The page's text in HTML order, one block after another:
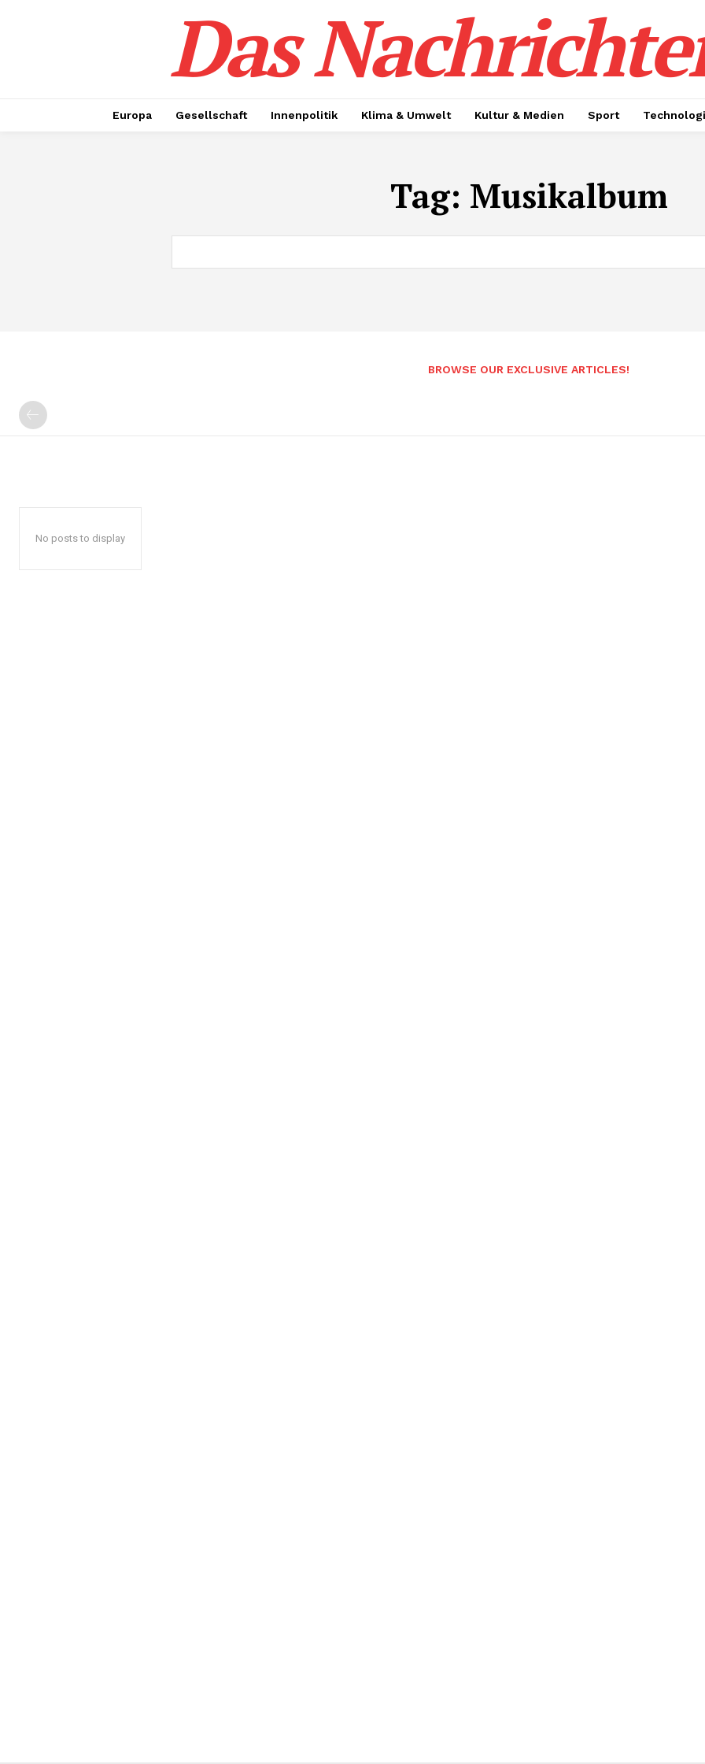
Das
Europa Gesellschaft Innenpolitik Klima & Umwelt Kultur & Medien Sport
Tag: Musikalbum
BROWSE OUR EXCLUSIVE ARTICLES!
No posts to display